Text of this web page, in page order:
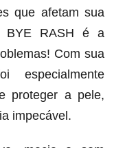
que afetam sua
BYE RASH é a
Com sua
especialmente
proteger a pele,
impecável.